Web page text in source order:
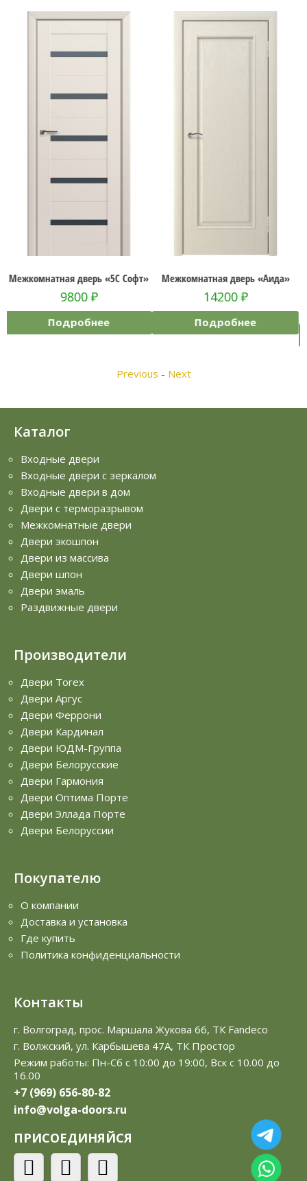
«5C Софт» Межкомнатная дверь «Аида»
Подробнее
Межкомнатная
23600₽
Подробнее
Previous - Next
Каталог
Входные двери
Входные двери с зеркалом
Входные двери в дом
Двери с терморазрывом
Межкомнатные двери
Двери экошпон
Двери из массива
Двери шпон
Двери эмаль
Раздвижные двери
Производители
Двери Torex
Двери Аргус
Двери Феррони
Двери Кардинал
Двери ЮДМ-Группа
Двери Белорусские
Двери Гармония
Двери Оптима Порте
Двери Эллада Порте
Двери Белоруссии
Покупателю
О компании
Доставка и установка
Где купить
Политика конфиденциальности
Контакты
г. Волгоград, прос. Маршала Жукова 66, ТК Fandeco
г. Волжский, ул. Карбышева 47А, ТК Простор
Режим работы: Пн-Сб с 10:00 до 19:00, Вск с 10.00 до
16.00
+7 (969) 656-80-82
info@volga-doors.ru
ПРИСОЕДИНЯЙСЯ